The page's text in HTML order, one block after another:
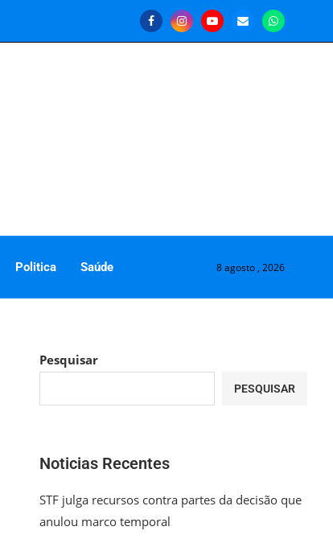
Politica Saúde 8 agosto , 2026
Pesquisar
PESQUISAR
Noticias Recentes
STF julga recursos contra partes da decisão que
anulou marco temporal